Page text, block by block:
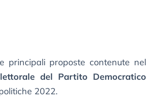
principali proposte contenute nel
del Partito Democratico
2022.